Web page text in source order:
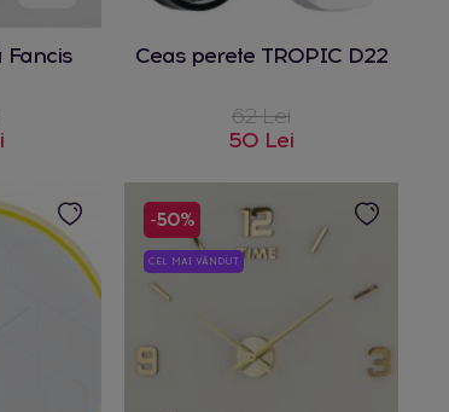
Fancis Ceas perete TROPIC D22
62 Lei
50 Lei
-50%
CEL MAI VÂNDUT